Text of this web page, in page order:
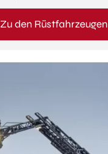
Zu den Rüstfahrzeugen